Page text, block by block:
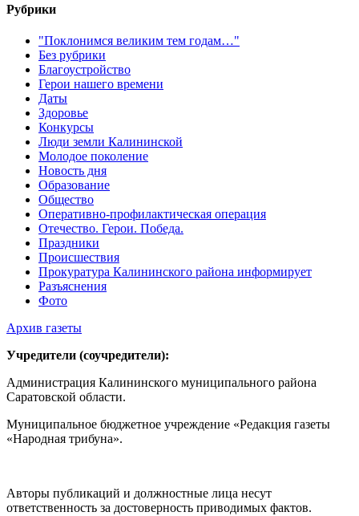
Рубрики
"Поклонимся великим тем годам…"
Без рубрики
Благоустройство
Герои нашего времени
Даты
Здоровье
Конкурсы
Люди земли Калининской
Молодое поколение
Новость дня
Образование
Общество
Оперативно-профилактическая операция
Отечество. Герои. Победа.
Праздники
Происшествия
Прокуратура Калининского района информирует
Разъяснения
Фото
Архив газеты
Учредители (соучредители):
Администрация Калининского муниципального района
Саратовской области.
Муниципальное бюджетное учреждение «Редакция газеты
«Народная трибуна».
Авторы публикаций и должностные лица несут
ответственность за достоверность приводимых фактов.